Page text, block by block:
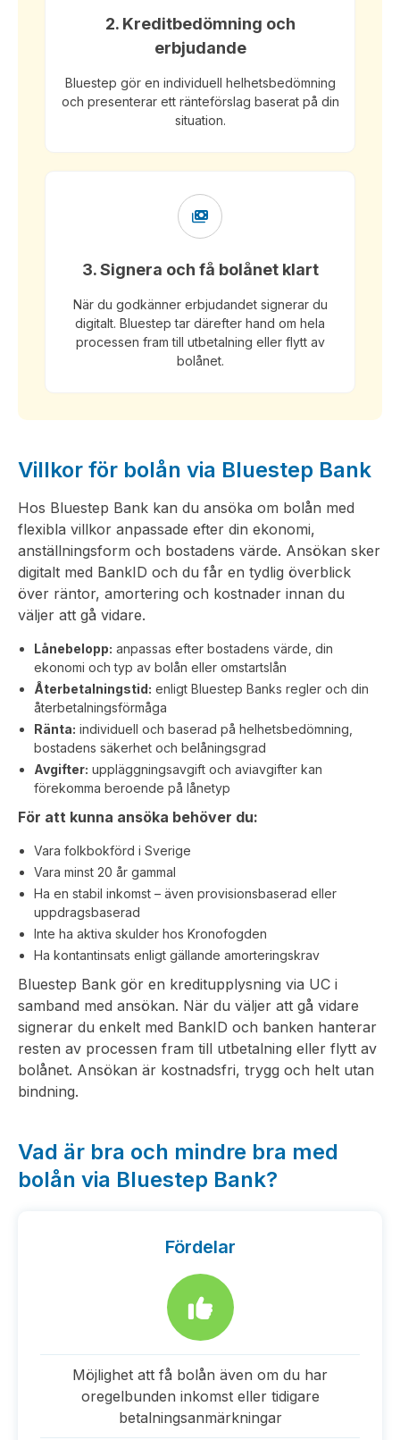
2. Kreditbedömning och
erbjudande
Bluestep gör en individuell helhetsbedömning
och presenterar ett ränteförslag baserat på din
situation.
3. Signera och få bolånet klart
När du godkänner erbjudandet signerar du
digitalt. Bluestep tar därefter hand om hela
processen fram till utbetalning eller flytt av
bolånet.
Villkor för bolån via Bluestep Bank
Hos Bluestep Bank kan du ansöka om bolån med
flexibla villkor anpassade efter din ekonomi,
anställningsform och bostadens värde. Ansökan sker
digitalt med BankID och du får en tydlig överblick
över räntor, amortering och kostnader innan du
väljer att gå vidare.
Lånebelopp: anpassas efter bostadens värde, din
ekonomi och typ av bolån eller omstartslån
Återbetalningstid: enligt Bluestep Banks regler och din
återbetalningsförmåga
Ränta: individuell och baserad på helhetsbedömning,
bostadens säkerhet och belåningsgrad
Avgifter: uppläggningsavgift och aviavgifter kan
förekomma beroende på lånetyp
För att kunna ansöka behöver du:
Vara folkbokförd i Sverige
Vara minst 20 år gammal
Ha en stabil inkomst – även provisionsbaserad eller
uppdragsbaserad
Inte ha aktiva skulder hos Kronofogden
Ha kontantinsats enligt gällande amorteringskrav
Bluestep Bank gör en kreditupplysning via UC i
samband med ansökan. När du väljer att gå vidare
signerar du enkelt med BankID och banken hanterar
resten av processen fram till utbetalning eller flytt av
bolånet. Ansökan är kostnadsfri, trygg och helt utan
bindning.
Vad är bra och mindre bra med
bolån via Bluestep Bank?
Fördelar
Möjlighet att få bolån även om du har
oregelbunden inkomst eller tidigare
betalningsanmärkningar